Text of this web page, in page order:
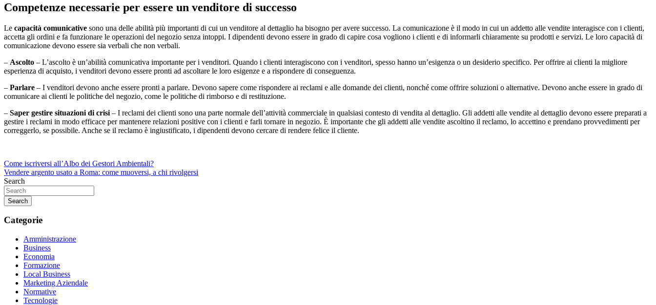
Competenze necessarie per essere un venditore di successo
Le capacità comunicative sono una delle abilità più importanti di cui un venditore al dettaglio ha bisogno per avere successo. La comunicazione è il modo in cui un addetto alle vendite interagisce con i clienti,
accetta gli ordini e fa funzionare le operazioni del negozio senza intoppi. I dipendenti devono essere in grado di capire cosa vogliono i clienti e di informarli chiaramente su prodotti e servizi. Le loro capacità di
comunicazione devono essere sia verbali che non verbali.
– Ascolto – L’ascolto è un’abilità comunicativa importante per i venditori. Quando i clienti interagiscono con i venditori, spesso hanno un’esigenza o un desiderio specifico. Per offrire ai clienti la migliore
esperienza di acquisto, i venditori devono essere pronti ad ascoltare le loro esigenze e a rispondere di conseguenza.
– Parlare – I venditori devono anche essere pronti a parlare. Devono sapere come rispondere ai reclami e alle domande dei clienti, nonché come offrire soluzioni o alternative. Devono anche essere in grado di
comunicare ai clienti le politiche del negozio, come le politiche di rimborso e di restituzione.
– Saper gestire situazioni di crisi – I reclami dei clienti sono una parte normale dell’attività commerciale in qualsiasi contesto di vendita al dettaglio. Gli addetti alle vendite al dettaglio devono essere preparati a
gestire i reclami in modo efficace per mantenere relazioni positive con i clienti e farli tornare in negozio. È importante che gli addetti alle vendite ascoltino il reclamo, lo accettino e prendano provvedimenti per
correggerlo, se possibile. Anche se il reclamo è ingiustificato, i dipendenti devono cercare di rendere felice il cliente.
Navigazione
articoli
Come iscriversi all’Albo dei Gestori Ambientali?
Vendere argento usato a Roma: come muoversi, a chi rivolgersi
Search
Search
Categorie
Amministrazione
Business
Economia
Formazione
Local Business
Marketing Aziendale
Normative
Tecnologie